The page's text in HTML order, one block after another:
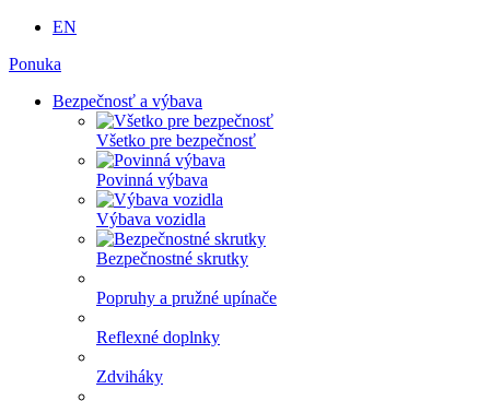
EN
Ponuka
Bezpečnosť a výbava
Všetko pre bezpečnosť
Povinná výbava
Výbava vozidla
Bezpečnostné skrutky
Popruhy a pružné upínače
Reflexné doplnky
Zdviháky